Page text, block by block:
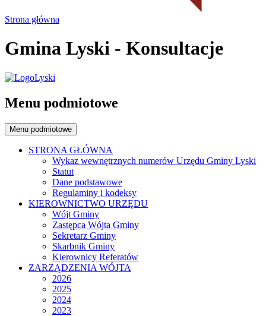
Strona główna
Gmina Lyski - Konsultacje
Menu podmiotowe
Menu podmiotowe
STRONA GŁÓWNA
Wykaz wewnętrznych numerów Urzędu Gminy Lyski
Statut
Dane podstawowe
Regulaminy i kodeksy
KIEROWNICTWO URZĘDU
Wójt Gminy
Zastępca Wójta Gminy
Sekretarz Gminy
Skarbnik Gminy
Kierownicy Referatów
ZARZĄDZENIA WÓJTA
2026
2025
2024
2023